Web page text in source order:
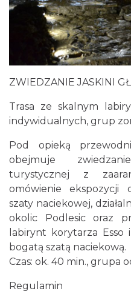
ZWIEDZANIE JASKINI
Trasa ze skalnym
indywidualnych, grup
Pod opieką
obejmuje
turystycznej z
omówienie ekspozycji
szaty naciekowej,
okolic Podlesic oraz
labirynt korytarza Esso
bogatą szatą naciekową.
Czas: ok. 40 min., grupa